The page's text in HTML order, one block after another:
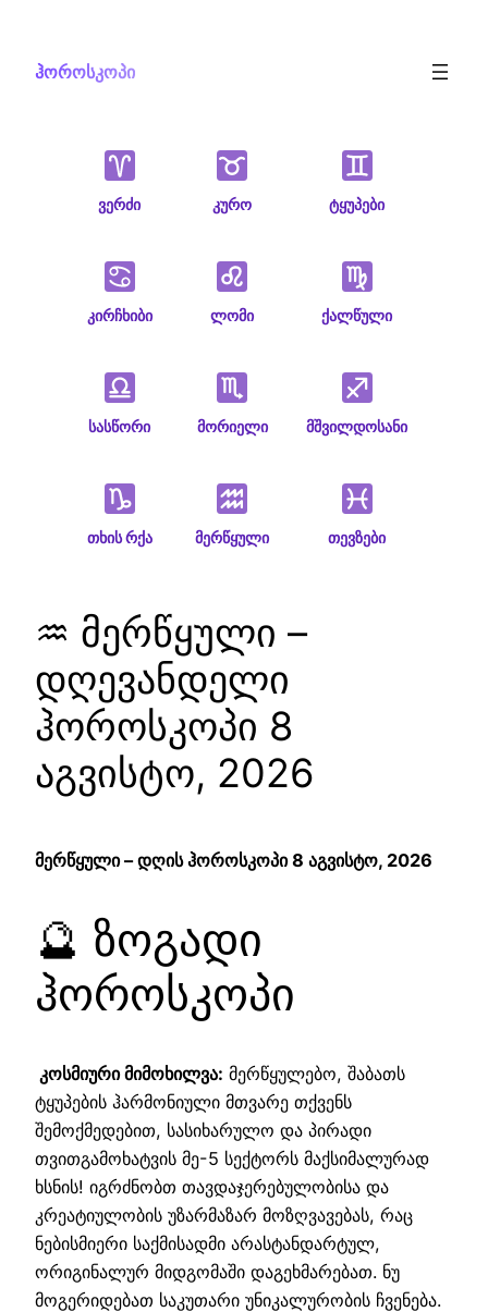
content
ჰოროსკოპი
ვერძი კურო ტყუპები
კირჩხიბი ლომი ქალწული
სასწორი მორიელი მშვილდოსანი
თხის რქა მერწყული თევზები
♒ მერწყული –
დღევანდელი
ჰოროსკოპი 8
აგვისტო, 2026
მერწყული – დღის ჰოროსკოპი 8 აგვისტო, 2026
🔮 ზოგადი
ჰოროსკოპი
კოსმიური მიმოხილვა: მერწყულებო, შაბათს
ტყუპების ჰარმონიული მთვარე თქვენს
შემოქმედებით, სასიხარულო და პირადი
თვითგამოხატვის მე-5 სექტორს მაქსიმალურად
ხსნის! იგრძნობთ თავდაჯერებულობისა და
კრეატიულობის უზარმაზარ მოზღვავებას, რაც
ნებისმიერი საქმისადმი არასტანდარტულ,
ორიგინალურ მიდგომაში დაგეხმარებათ. ნუ
მოგერიდებათ საკუთარი უნიკალურობის ჩვენება.